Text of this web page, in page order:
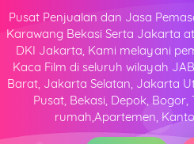
Pusat Penjualan dan Jasa
Karawang Bekasi Serta Jakarta
DKI Jakarta, Kami melayani
Kaca Film di seluruh wilayah
Barat, Jakarta Selatan, Jakarta
Pusat, Bekasi, Depok,
rumah,Apartemen,